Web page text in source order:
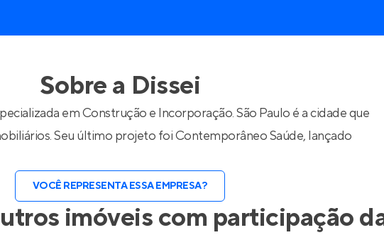
Anunciar imóveis
Entrar no Apto
Encontre um
Sobre a Dissei
em Construção e Incorporação. São Paulo é a cidade que
Seu último projeto foiContemporâneo Saúde, lançado
VOCÊ REPRESENTA ESSA EMPRESA?
imóveis com participação